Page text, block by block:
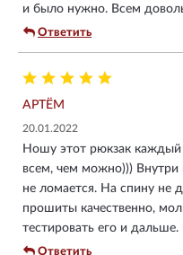
и было нужно. Всем
Ответить
АРТЁМ
20.01.2022
Ношу этот рюкзак каждый
всем, чем можно))) Внутри
не ломается. На спину не
прошиты качественно,
тестировать его и дальше.
Ответить